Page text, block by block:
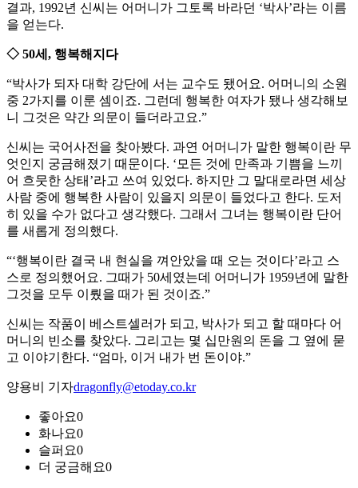
결과, 1992년 신씨는 어머니가 그토록 바라던 ‘박사’라는 이름
을 얻는다.
◇ 50세, 행복해지다
“박사가 되자 대학 강단에 서는 교수도 됐어요. 어머니의 소원
중 2가지를 이룬 셈이죠. 그런데 행복한 여자가 됐나 생각해보
니 그것은 약간 의문이 들더라고요.”
신씨는 국어사전을 찾아봤다. 과연 어머니가 말한 행복이란 무
엇인지 궁금해졌기 때문이다. ‘모든 것에 만족과 기쁨을 느끼
어 흐뭇한 상태’라고 쓰여 있었다. 하지만 그 말대로라면 세상
사람 중에 행복한 사람이 있을지 의문이 들었다고 한다. 도저
히 있을 수가 없다고 생각했다. 그래서 그녀는 행복이란 단어
를 새롭게 정의했다.
“‘행복이란 결국 내 현실을 껴안았을 때 오는 것이다’라고 스
스로 정의했어요. 그때가 50세였는데 어머니가 1959년에 말한
그것을 모두 이뤘을 때가 된 것이죠.”
신씨는 작품이 베스트셀러가 되고, 박사가 되고 할 때마다 어
머니의 빈소를 찾았다. 그리고는 몇 십만원의 돈을 그 옆에 묻
고 이야기한다. “엄마, 이거 내가 번 돈이야.”
양용비 기자dragonfly@etoday.co.kr
좋아요0
화나요0
슬퍼요0
더 궁금해요0